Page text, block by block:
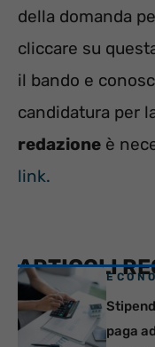
della domanda
cliccare su
il bando e
candidatura per
redazione è
link.
ARTICOLI
paga